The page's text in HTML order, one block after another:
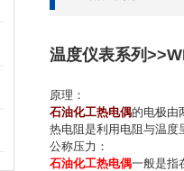
温度仪表系列
原理：
石油化工热电偶的电极由
热电阻是利用电阻与温度
公称压力：
石油化工热电偶一般是指